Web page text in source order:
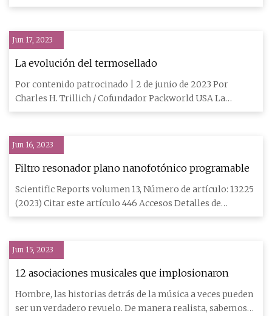
estructurales.
Altmetric M
Jun 17, 2023
La evolución del termosellado
Por contenido patrocinado | 2 de junio de 2023 Por
Charles H. Trillich / Cofundador Packworld USA La
tecnología de ter
Jun 16, 2023
Filtro resonador plano nanofotónico programable
Scientific Reports volumen 13, Número de artículo: 13225
(2023) Citar este artículo 446 Accesos Detalles de
métricas Los
Jun 15, 2023
12 asociaciones musicales que implosionaron
Hombre, las historias detrás de la música a veces pueden
ser un verdadero revuelo. De manera realista, sabemos